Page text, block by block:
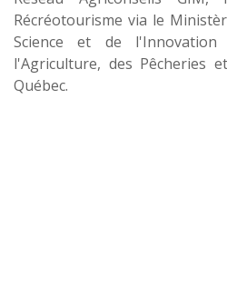
Récréotourisme via le
Science et de
l'Agriculture, des Pêcheries
Québec.